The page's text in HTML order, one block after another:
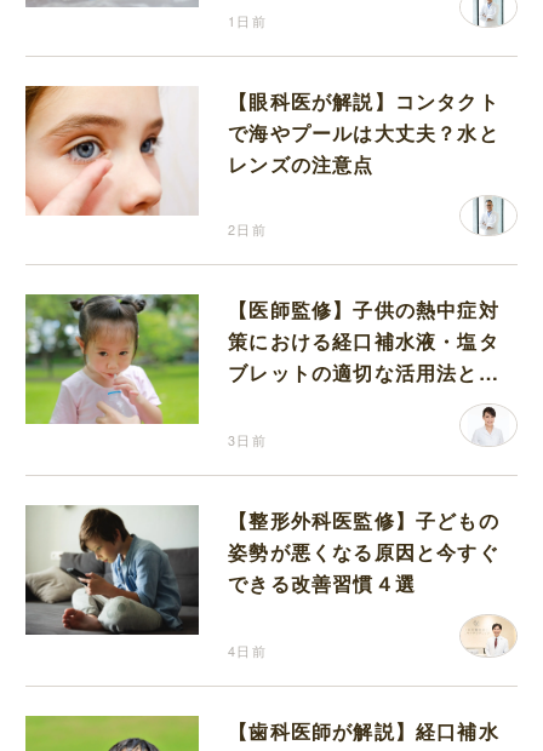
1日前
【眼科医が解説】コンタクト
で海やプールは大丈夫？水と
レンズの注意点
2日前
【医師監修】子供の熱中症対
策における経口補水液・塩タ
ブレットの適切な活用法と水
3日前
【整形外科医監修】子どもの
姿勢が悪くなる原因と今すぐ
できる改善習慣４選
4日前
【歯科医師が解説】経口補水